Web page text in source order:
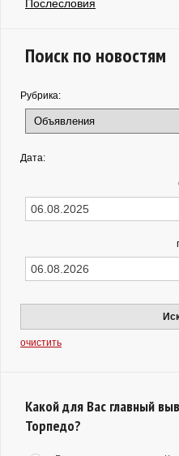
Послесловия
Поиск по новостям
Рубрика:
Дата:
очистить
Какой для Вас главный
Торпедо?